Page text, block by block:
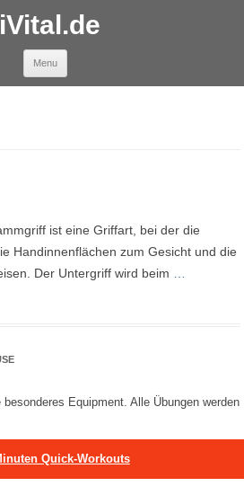
Menu
ist eine Griffart, bei der die
Handinnenflächen zum Gesicht und die
Der Untergriff wird beim
besonderes Equipment. Alle Übungen werden
Quick-Workouts